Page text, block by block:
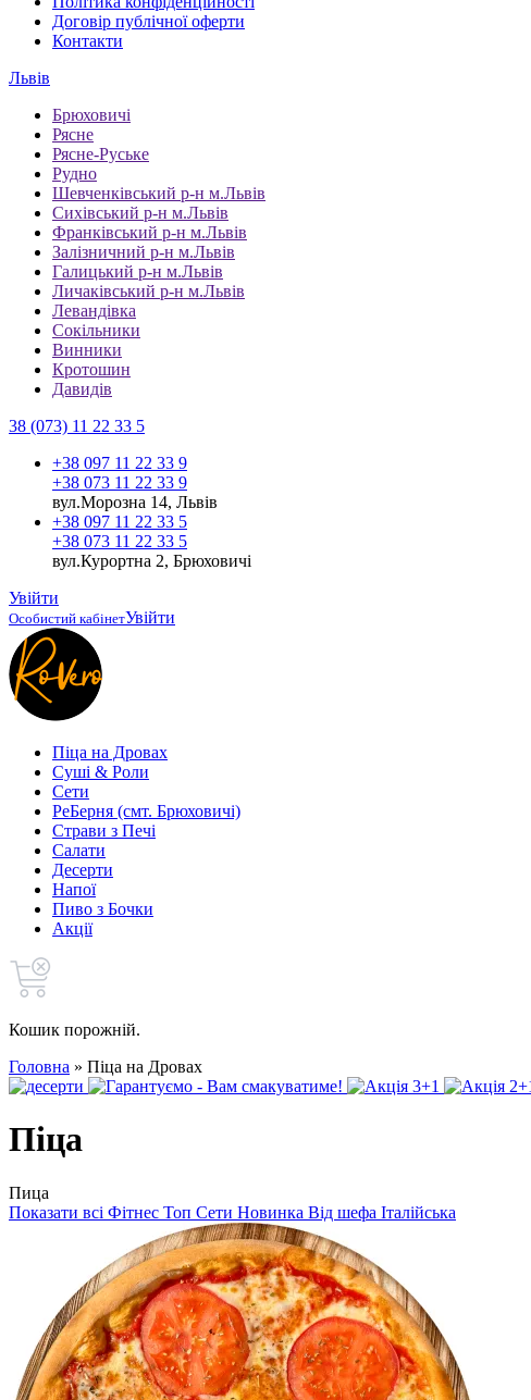
Договір публічної оферти
Контакти
Львів
Брюховичі
Рясне
Рясне-Руське
Рудно
Шевченківський р-н м.Львів
Сихівський р-н м.Львів
Франківський р-н м.Львів
Залізничний р-н м.Львів
Галицький р-н м.Львів
Личаківський р-н м.Львів
Левандівка
Сокільники
Винники
Кротошин
Давидів
38 (073) 11 22 33 5
+38 097 11 22 33 9
+38 073 11 22 33 9
вул.Морозна 14, Львів
+38 097 11 22 33 5
+38 073 11 22 33 5
вул.Курортна 2, Брюховичі
Увійти
Особистий кабінетУвійти
Піца на Дровах
Cуші & Роли
Сети
РеБерня (смт. Брюховичі)
Страви з Печі
Салати
Десерти
Напої
Пиво з Бочки
Акції
Кошик порожній.
Головна » Піца на Дровах
Піца
Пица
Показати всі Фітнес Топ Сети Новинка Від шефа Італійська